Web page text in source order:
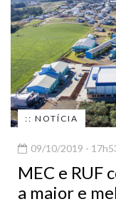
:: NOTÍCIA
09/10/2019 -
MEC e RUF
a maior e